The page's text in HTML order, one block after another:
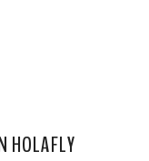
HOLAFLY